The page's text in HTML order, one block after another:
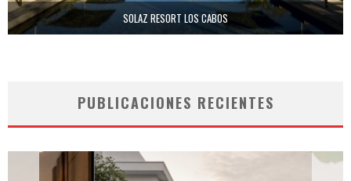
SOLAZ RESORT LOS CABOS
PUBLICACIONES RECIENTES